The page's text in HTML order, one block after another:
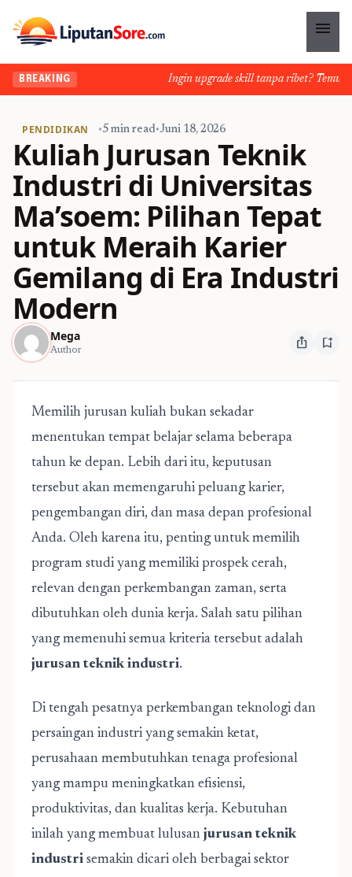
menu
BREAKING Ingin upgrade skill tanpa ribet? Temukan
PENDIDIKAN •5 min read•Juni 18, 2026
Kuliah Jurusan Teknik
Industri di Universitas
Ma’soem: Pilihan Tepat
untuk Meraih Karier
Gemilang di Era Industri
Modern
Mega
Author ios_share bookmark_add
Memilih jurusan kuliah bukan sekadar
menentukan tempat belajar selama beberapa
tahun ke depan. Lebih dari itu, keputusan
tersebut akan memengaruhi peluang karier,
pengembangan diri, dan masa depan profesional
Anda. Oleh karena itu, penting untuk memilih
program studi yang memiliki prospek cerah,
relevan dengan perkembangan zaman, serta
dibutuhkan oleh dunia kerja. Salah satu pilihan
yang memenuhi semua kriteria tersebut adalah
jurusan teknik industri.
Di tengah pesatnya perkembangan teknologi dan
persaingan industri yang semakin ketat,
perusahaan membutuhkan tenaga profesional
yang mampu meningkatkan efisiensi,
produktivitas, dan kualitas kerja. Kebutuhan
inilah yang membuat lulusan jurusan teknik
industri semakin dicari oleh berbagai sektor